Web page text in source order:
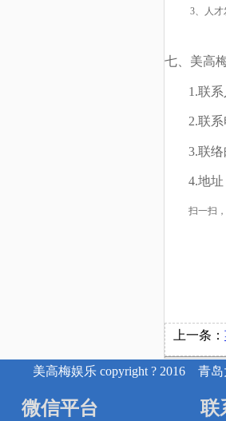
3 、人
七、美高
1.联系
2.联系
3.联络
4.地址
扫一扫
上一条：
美高梅娱乐 copyright ? 2016 青
微信平台 联